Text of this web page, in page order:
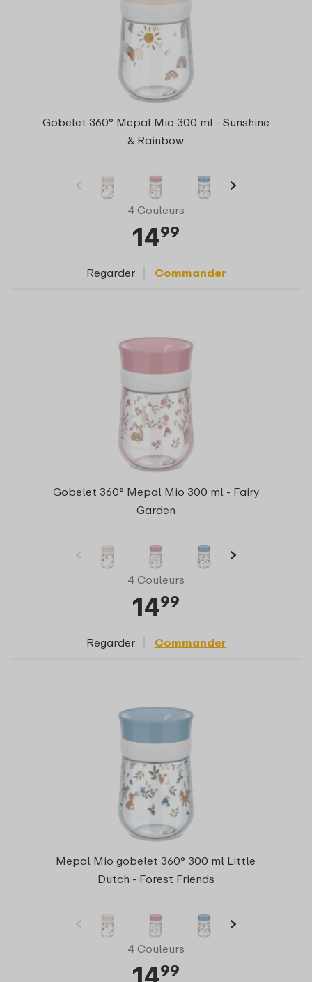
Gobelet 360° Mepal Mio 300 ml - Sunshine
& Rainbow
4 Couleurs
1499
Regarder Commander
Gobelet 360° Mepal Mio 300 ml - Fairy
Garden
4 Couleurs
1499
Regarder Commander
Mepal Mio gobelet 360° 300 ml Little
Dutch - Forest Friends
4 Couleurs
1499